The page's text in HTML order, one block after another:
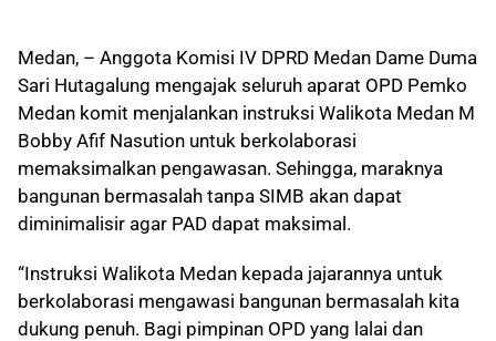
Medan, – Anggota Komisi IV DPRD Medan Dame Duma
Sari Hutagalung mengajak seluruh aparat OPD Pemko
Medan komit menjalankan instruksi Walikota Medan M
Bobby Afif Nasution untuk berkolaborasi
memaksimalkan pengawasan. Sehingga, maraknya
bangunan bermasalah tanpa SIMB akan dapat
diminimalisir agar PAD dapat maksimal.
“Instruksi Walikota Medan kepada jajarannya untuk
berkolaborasi mengawasi bangunan bermasalah kita
dukung penuh. Bagi pimpinan OPD yang lalai dan